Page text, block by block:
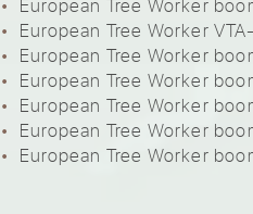
European Tree Worker
European Tree Worker
European Tree Worker
European Tree Worker
European Tree Worker
European Tree Worker